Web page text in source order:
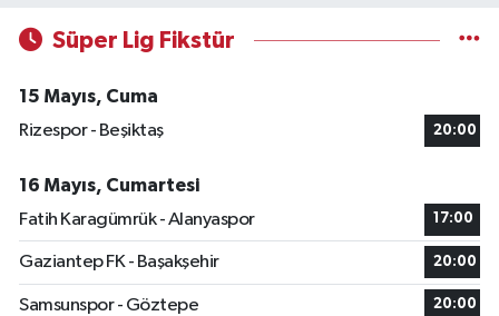
Süper Lig Fikstür
15 Mayıs, Cuma
Rizespor - Beşiktaş
20:00
16 Mayıs, Cumartesi
Fatih Karagümrük - Alanyaspor
17:00
Gaziantep FK - Başakşehir 20:00
Samsunspor - Göztepe 20:00